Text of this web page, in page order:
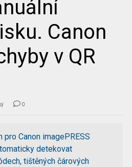
Canon
v QR
0
Canon imagePRESS
detekovat
tištěných čárových